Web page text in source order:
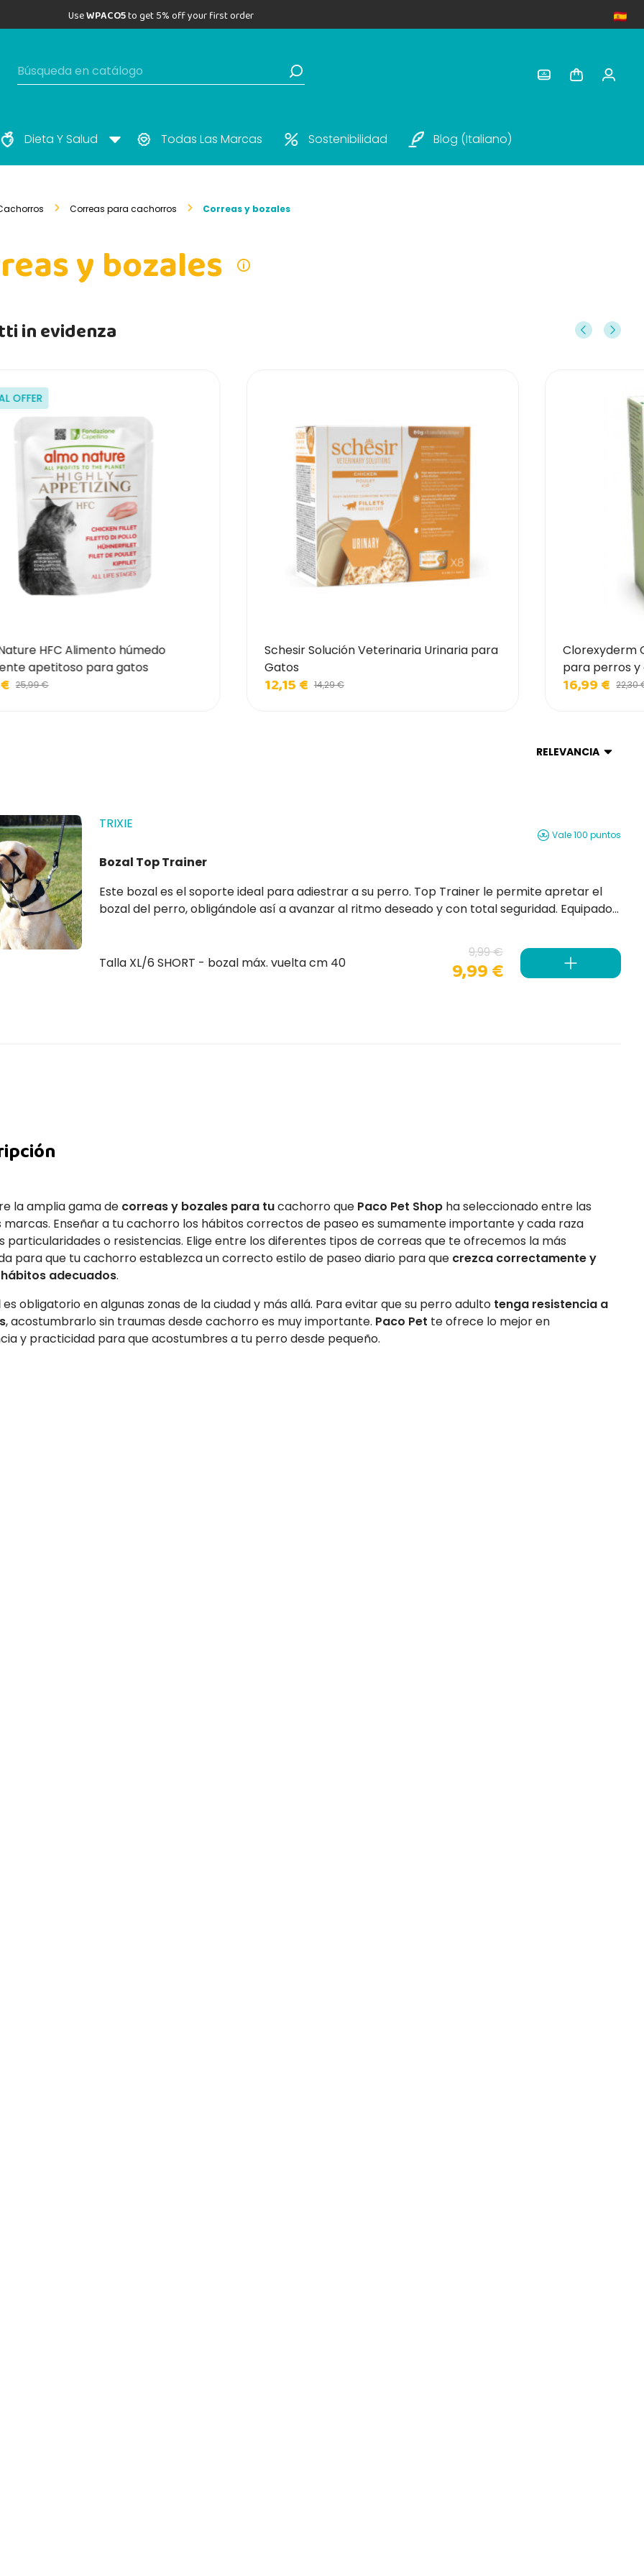
UseWPACO5to get 5% off your first order
Dieta Y Salud Todas Las Marcas Sostenibilidad Blog (italiano)
Correas para cachorros Correas y bozales
y bozales
in evidenza
OFFER
HFC Alimento húmedo
apetitoso para gatos
25,99 €
Schesir Solución Veterinaria Urinaria para
Gatos
12,15 € 14,29 €
Clorexyderm
para perros y
16,99 € 22,30
RELEVANCIA
TRIXIE
Vale 100 puntos
Bozal Top Trainer
Este bozal es el soporte ideal para adiestrar a su perro. Top Trainer le permite apretar el
bozal del perro, obligándole así a avanzar al ritmo deseado y con total seguridad. Equipado
Talla XL/6 SHORT - bozal máx. vuelta cm 40
9,99 €
9,99 €
la amplia gama de correas y bozales para tucachorro que Paco Pet Shop ha seleccionado entre las
marcas. Enseñar a tu cachorro los hábitos correctos de paseo es sumamente importante y cada raza
particularidades o resistencias. Elige entre los diferentes tipos de correas que te ofrecemos la más
para que tu cachorro establezca un correcto estilo de paseo diario para que crezca correctamente y
adecuados.
es obligatorio en algunas zonas de la ciudad y más allá. Para evitar que su perro adulto tenga resistencia a
, acostumbrarlo sin traumas desde cachorro es muy importante. Paco Pet te ofrece lo mejor en
y practicidad para que acostumbres a tu perro desde pequeño.